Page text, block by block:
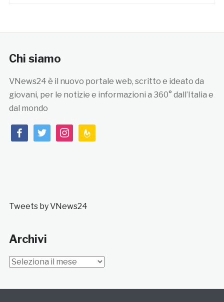
Chi siamo
VNews24 è il nuovo portale web, scritto e ideato da
giovani, per le notizie e informazioni a 360° dall’Italia e
dal mondo
facebooktwitterinstagramfeedburner
Tweets by VNews24
Archivi
Archivi